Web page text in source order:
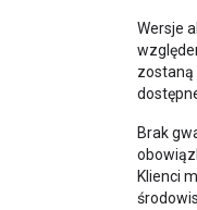
Wersje
zostaną
Brak
Klienci